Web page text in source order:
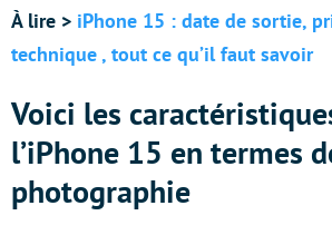
À lire > iPhone 15 : date de sortie,
technique , tout ce qu’il faut savoir
Voici les
l’iPhone 15 en termes
photographie